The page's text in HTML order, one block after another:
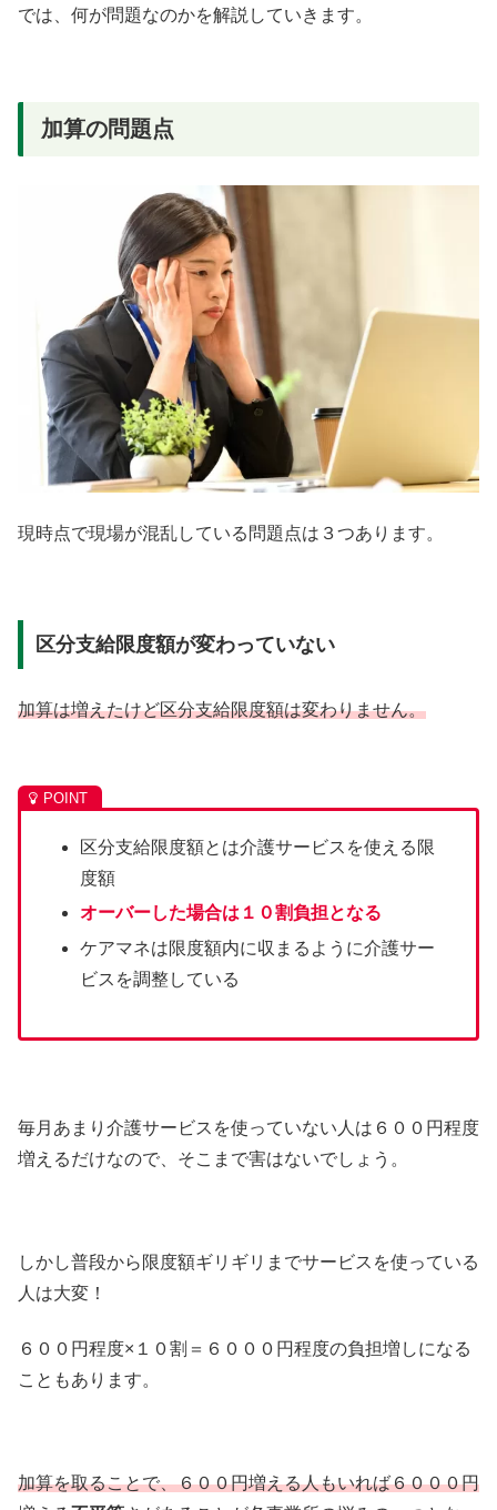
では、何が問題なのかを解説していきます。
加算の問題点
現時点で現場が混乱している問題点は３つあります。
区分支給限度額が変わっていない
加算は増えたけど区分支給限度額は変わりません。
区分支給限度額とは介護サービスを使える限
度額
オーバーした場合は１０割負担となる
ケアマネは限度額内に収まるように介護サー
ビスを調整している
毎月あまり介護サービスを使っていない人は６００円程度
増えるだけなので、そこまで害はないでしょう。
しかし普段から限度額ギリギリまでサービスを使っている
人は大変！
６００円程度×１０割＝６０００円程度の負担増しになる
こともあります。
加算を取ることで、６００円増える人もいれば６０００円